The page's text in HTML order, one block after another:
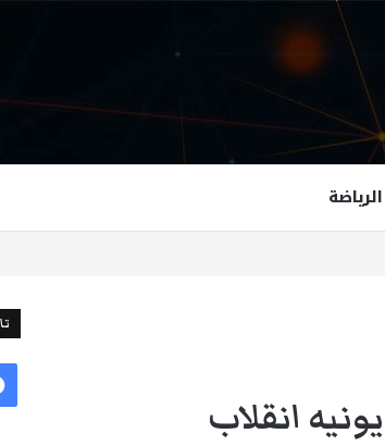
الرياضة
نائبة لحاكم فرجينيا